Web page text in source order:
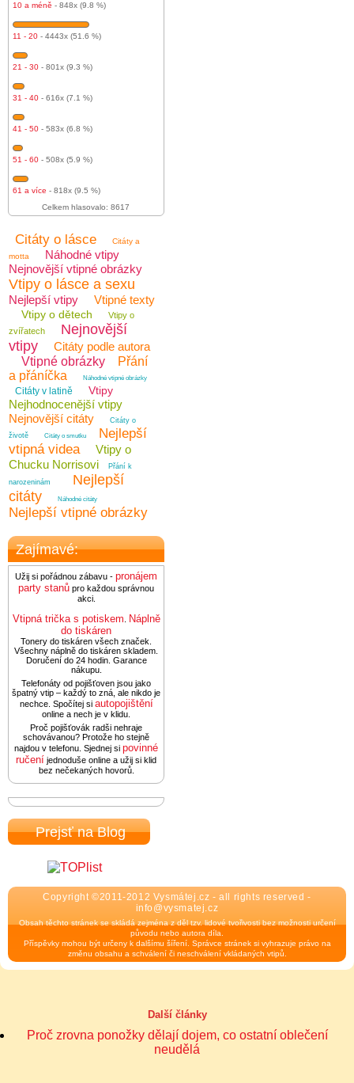
10 a méně - 848x (9.8 %)
11 - 20 - 4443x (51.6 %)
21 - 30 - 801x (9.3 %)
31 - 40 - 616x (7.1 %)
41 - 50 - 583x (6.8 %)
51 - 60 - 508x (5.9 %)
61 a více - 818x (9.5 %)
Celkem hlasovalo: 8617
Citáty o lásce
Citáty a
motta
Náhodné vtipy
Nejnovější vtipné obrázky
Vtipy o lásce a sexu
Nejlepší vtipy Vtipné texty
Vtipy o dětech
Vtipy o
zvířatech
Nejnovější
vtipy
Citáty podle autora
Vtipné obrázky
Přání
a přáníčka
Náhodné vtipné obrázky
Citáty v latině Vtipy
Nejhodnocenější vtipy
Nejnovější citáty
Citáty o
životě
Citáty o smutku
Nejlepší
vtipná videa
Vtipy o
Chucku Norrisovi
Přání k
narozeninám
Nejlepší
citáty
Náhodné citáty
Nejlepší vtipné obrázky
Zajímavé:
Užij si pořádnou zábavu - pronájem
party stanů pro každou správnou
akci.
Vtipná trička s potiskem Náplně
do tiskáren
Tonery do tiskáren všech značek.
Všechny náplně do tiskáren skladem.
Doručení do 24 hodin. Garance
nákupu.
Telefonáty od pojišťoven jsou jako
špatný vtip – každý to zná, ale nikdo je
nechce. Spočítej si autopojištění
online a nech je v klidu.
Proč pojišťovák radši nehraje
schovávanou? Protože ho stejně
najdou v telefonu. Sjednej si povinné
ručení jednoduše online a užij si klid
bez nečekaných hovorů.
Prejsť na Blog
Copyright ©2011-2012 Vysmátej.cz - all rights reserved -
info@vysmatej.cz
Obsah těchto stránek se skládá zejména z děl tzv. lidové tvořivosti bez možnosti určení
původu nebo autora díla.
Příspěvky mohou být určeny k dalšímu šíření. Správce stránek si vyhrazuje právo na
změnu obsahu a schválení či neschválení vkládaných vtipů.
Další články
Proč zrovna ponožky dělají dojem, co ostatní oblečení
neudělá